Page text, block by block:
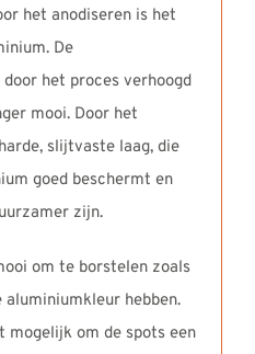
het anodiseren is het
De
het proces verhoogd
mooi. Door het
slijtvaste laag, die
goed beschermt en
zijn.
om te borstelen zoals
hebben.
mogelijk om de spots een